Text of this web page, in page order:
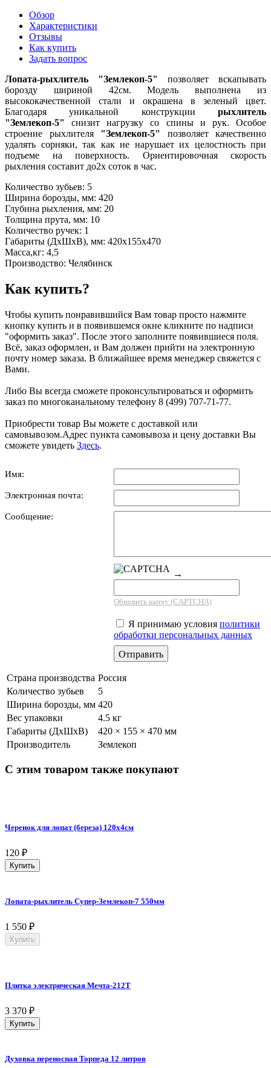
Обзор
Характеристики
Отзывы
Как купить
Задать вопрос
Лопата-рыхлитель "Землекоп-5"
позволяет вскапывать
борозду шириной 42см. Модель выполнена из
высококачественной стали и окрашена в зеленый цвет.
Благодаря уникальной конструкции рыхлитель
"Землекоп-5"
снизит нагрузку со спины и рук. Особое
строение рыхлителя "Землекоп-5"
позволяет качественно
удалять сорняки, так как не нарушает их целостность при
подъеме на поверхность. Ориентировочная скорость
рыхления составит до2х соток в час.
Количество зубьев: 5
Ширина борозды, мм: 420
Глубина рыхления, мм: 20
Толщина прута, мм: 10
Количество ручек: 1
Габариты (ДхШхВ), мм: 420х155х470
Масса,кг: 4,5
Производство: Челябинск
Как купить?
Чтобы купить понравившийся Вам товар просто нажмите
кнопку купить и в появившемся окне кликните по надписи
"оформить заказ". После этого заполните появившиеся поля.
Всё, заказ оформлен, и Вам должен прийти на электронную
почту номер заказа. В ближайшее время менеджер свяжется с
Вами.
Либо Вы всегда сможете проконсультироваться и оформить
заказ по многоканальному телефону 8 (499) 707-71-77.
Приобрести товар Вы можете с доставкой или
самовывозом.Адрес пункта самовывоза и цену доставки Вы
сможете увидеть Здесь.
Имя:
Электронная почта:
Сообщение:
→
Обновить капчу (CAPTCHA)
Я принимаю условия политики
обработки персональных данных
Страна производства Россия
Количество зубьев
5
Ширина борозды, мм 420
Вес упаковки
4.5 кг
Габариты (ДхШхВ)
420 × 155 × 470 мм
Производитель
Землекоп
С этим товаром также покупают
Черенок для лопат (береза) 120х4см
120 ₽
Купить
Лопата-рыхлитель Супер-Землекоп-7 550мм
1 550 ₽
Купить
Плитка электрическая Мечта-212Т
3 370 ₽
Купить
Духовка переносная Торпеда 12 литров